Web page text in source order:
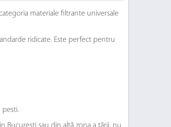
materiale filtrante universale
ridicate. Este perfect pentru
pesti.